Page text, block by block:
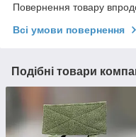
Повернення товару
Всі умови повернення
Подібні товари